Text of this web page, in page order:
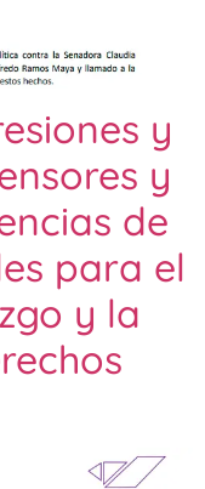
y
y
de
para el
y la